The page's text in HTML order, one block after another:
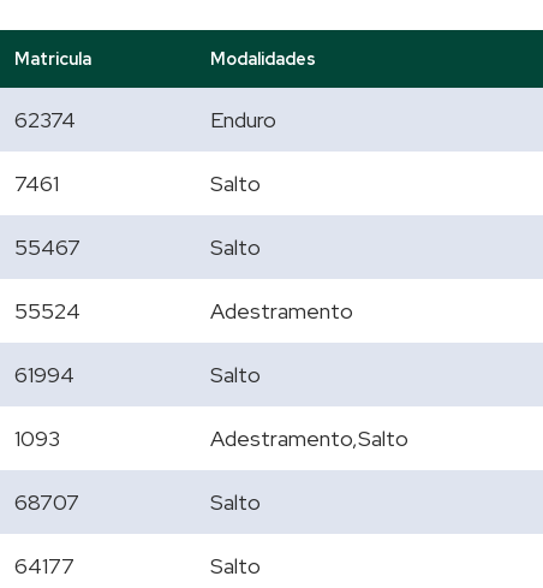
Matricula Modalidades
62374 Enduro
7461 Salto
55467 Salto
55524 Adestramento
61994 Salto
1093 Adestramento,Salto
68707 Salto
64177 Salto